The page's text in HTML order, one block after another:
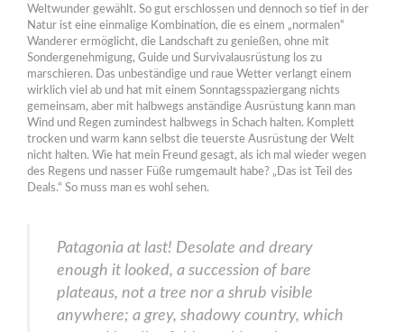
Weltwunder gewählt. So gut erschlossen und dennoch so tief in der
Natur ist eine einmalige Kombination, die es einem „normalen“
Wanderer ermöglicht, die Landschaft zu genießen, ohne mit
Sondergenehmigung, Guide und Survivalausrüstung los zu
marschieren. Das unbeständige und raue Wetter verlangt einem
wirklich viel ab und hat mit einem Sonntagsspaziergang nichts
gemeinsam, aber mit halbwegs anständige Ausrüstung kann man
Wind und Regen zumindest halbwegs in Schach halten. Komplett
trocken und warm kann selbst die teuerste Ausrüstung der Welt
nicht halten. Wie hat mein Freund gesagt, als ich mal wieder wegen
des Regens und nasser Füße rumgemault habe? „Das ist Teil des
Deals.“ So muss man es wohl sehen.
Patagonia at last! Desolate and dreary
enough it looked, a succession of bare
plateaus, not a tree nor a shrub visible
anywhere; a grey, shadowy country, which